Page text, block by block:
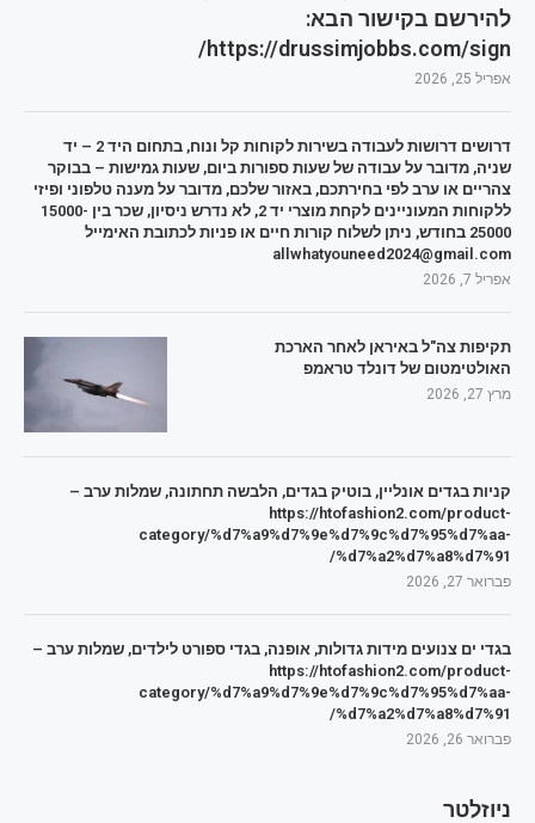
להירשם בקישור הבא:
https://drussimjobbs.com/sign/
אפריל 25, 2026
דרושים דרושות לעבודה בשירות לקוחות קל ונוח, בתחום היד 2 – יד
שניה, מדובר על עבודה של שעות ספורות ביום, שעות גמישות – בבוקר
צהריים או ערב לפי בחירתכם, באזור שלכם, מדובר על מענה טלפוני ופיזי
ללקוחות המעוניינים לקחת מוצרי יד 2, לא נדרש ניסיון, שכר בין 15000-
25000 בחודש, ניתן לשלוח קורות חיים או פניות לכתובת האימייל
allwhatyouneed2024@gmail.com
אפריל 7, 2026
תקיפות צה"ל באיראן לאחר הארכת
האולטימטום של דונלד טראמפ
מרץ 27, 2026
קניות בגדים אונליין, בוטיק בגדים, הלבשה תחתונה, שמלות ערב –
https://htofashion2.com/product-
category/%d7%a9%d7%9e%d7%9c%d7%95%d7%aa-
%d7%a2%d7%a8%d7%91/
פברואר 27, 2026
בגדי ים צנועים מידות גדולות, אופנה, בגדי ספורט לילדים, שמלות ערב –
https://htofashion2.com/product-
category/%d7%a9%d7%9e%d7%9c%d7%95%d7%aa-
%d7%a2%d7%a8%d7%91/
פברואר 26, 2026
ניוזלטר